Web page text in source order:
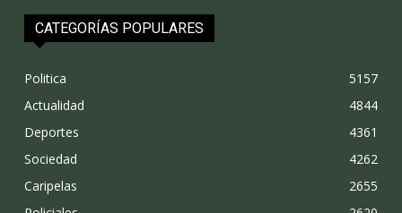
CATEGORÍAS POPULARES
Politica
5157
Actualidad
4844
Deportes
4361
Sociedad
4262
Caripelas
2655